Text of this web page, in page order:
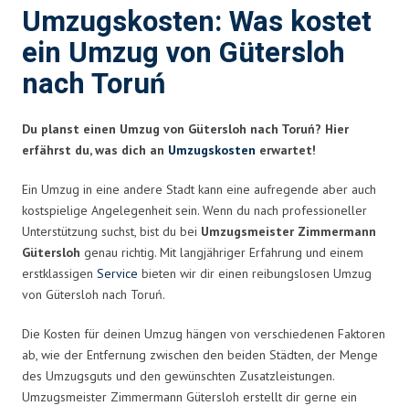
Umzugskosten: Was kostet
ein Umzug von Gütersloh
nach Toruń
Du planst einen Umzug von Gütersloh nach Toruń? Hier
erfährst du, was dich an Umzugskosten erwartet!
Ein Umzug in eine andere Stadt kann eine aufregende aber auch
kostspielige Angelegenheit sein. Wenn du nach professioneller
Unterstützung suchst, bist du bei Umzugsmeister Zimmermann
Gütersloh genau richtig. Mit langjähriger Erfahrung und einem
erstklassigen Service bieten wir dir einen reibungslosen Umzug
von Gütersloh nach Toruń.
Die Kosten für deinen Umzug hängen von verschiedenen Faktoren
ab, wie der Entfernung zwischen den beiden Städten, der Menge
des Umzugsguts und den gewünschten Zusatzleistungen.
Umzugsmeister Zimmermann Gütersloh erstellt dir gerne ein